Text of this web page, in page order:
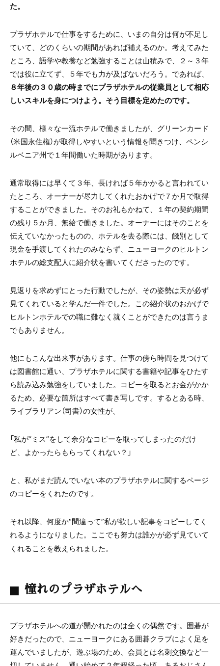
た。
プラザホテルで仕事をするために、いまの自分は何が不足し
ていて、どのくらいの期間があれば補えるのか。考えてみた
ところ、語学や教養など勉強することは山積みで、２～３年
では役に立てず、５年でも力が及ばないだろう。であれば、
８年後の３０歳の時までにプラザホテルの従業員として相応
しいスキルを身につけよう。そう目標を定めたのです。
その間、様々な一流ホテルで働きましたが、グリーンカード
（米国永住権）が取得しやすいという情報を聞きつけ、ペンシ
ルベニア州で１年間働いた時期があります。
通常取得には早くて３年、長ければ５年かかると言われてい
たところ、オーナーが尽力してくれたおかげで７か月で取得
することができました。そのお礼もかねて、１年の契約期間
の残り５か月、無給で働きました。オーナーにはそのことを
伝えていなかったものの、ホテルを去る際には、餞別として
現金を手渡してくれたのみならず、ニューヨークのヒルトン
ホテルの総支配人に紹介状を書いてくださったのです。
見返りを求めずにとった行動でしたが、その姿勢は天が必ず
見てくれていると学んだ一件でした。この紹介状のおかげで
ヒルトンホテルでの職に難なく就くことができたのは言うま
でもありません。
他にもこんな出来事があります。仕事の傍ら時間を見つけて
は図書館に通い、プラザホテルに関する書籍や記事をひたす
ら読み込み勉強をしていました。コピーを取るとお金がかか
るため、必要な箇所はすべて書き写しです。するとある時、
ライブラリアン（司書）の女性が、
「私が“ミス”をして余分なコピーを取ってしまったのだけ
ど、よかったらもらってくれない？」
と、私がまだ読んでいない本のプラザホテルに関するページ
のコピーをくれたのです。
それ以降、何度か“間違って”私が欲しい記事をコピーしてく
れるようになりました。ここでも努力は誰かが必ず見ていて
くれることを教えられました。
憧れのプラザホテルへ
プラザホテルへの道が開かれたのは全くの偶然です。囲碁が
好きだったので、ニューヨークにある囲碁クラブによく足を
運んでいましたが、遊ぶ場のため、会員とは名刺交換など一